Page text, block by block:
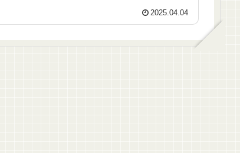
2025.04.04